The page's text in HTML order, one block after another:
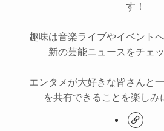
す！
趣味は音楽ライブやイベント
新の芸能ニュースをチェ
エンタメが大好きな皆さんと
を共有できることを楽しみ